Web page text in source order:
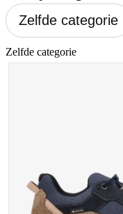
Zelfde categorie
Zelfde categorie